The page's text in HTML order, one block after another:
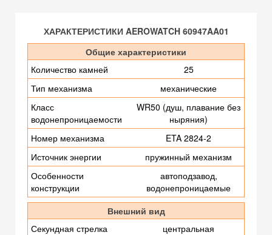
ХАРАКТЕРИСТИКИ AEROWATCH 60947AA01
Общие характеристики
Количество камней
25
Тип механизма
механические
Класс
водонепроницаемости
WR50 (душ, плавание без
ныряния)
Номер механизма
ETA 2824-2
Источник энергии
пружинный механизм
Особенности
конструкции
автоподзавод,
водонепроницаемые
Внешний вид
Секундная стрелка
центральная